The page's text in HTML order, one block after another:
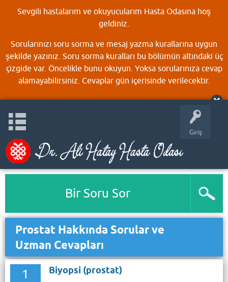
Sevgili hastalarım ve okuyucularım Hasta Odasına hoş
geldiniz.
Sorularınızı soru sorma ve mesaj yazma kurallarına uygun
şekilde yazınız. Soru sorma kuralları bu bölümün altındaki üç
çizgide var. Öncelikle bunu okuyun. Yoksa sorularınıza cevap
alamayabilirsiniz. Cevaplar gün içerisinde verilecektir.
Giriş
Bir Soru Sor
Prostat Hakkında Sorular ve
Uzman Cevapları
1 Biyopsi (prostat)